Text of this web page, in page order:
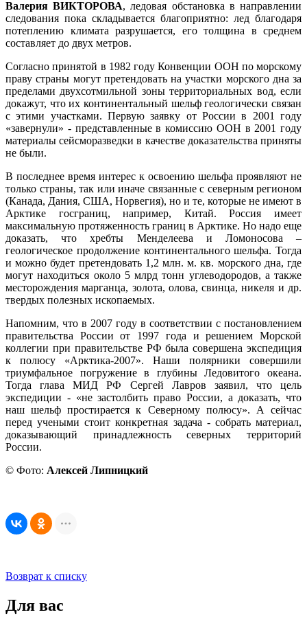
Валерия ВИКТОРОВА, ледовая обстановка в направлении
следования пока складывается благоприятно: лед благодаря
потеплению климата разрушается, его толщина в среднем
составляет до двух метров.
Согласно принятой в 1982 году Конвенции ООН по морскому
праву страны могут претендовать на участки морского дна за
пределами двухсотмильной зоны территориальных вод, если
докажут, что их континентальный шельф геологически связан
с этими участками. Первую заявку от России в 2001 году
«завернули» - представленные в комиссию ООН в 2001 году
материалы сейсморазведки в качестве доказательства приняты
не были.
В последнее время интерес к освоению шельфа проявляют не
только страны, так или иначе связанные с северным регионом
(Канада, Дания, США, Норвегия), но и те, которые не имеют в
Арктике госграниц, например, Китай. Россия имеет
максимальную протяженность границ в Арктике. Но надо еще
доказать, что хребты Менделеева и Ломоносова –
геологическое продолжение континентального шельфа. Тогда
и можно будет претендовать 1,2 млн. м. кв. морского дна, где
могут находиться около 5 млрд тонн углеводородов, а также
месторождения марганца, золота, олова, свинца, никеля и др.
твердых полезных ископаемых.
Напомним, что в 2007 году в соответствии с постановлением
правительства России от 1997 года и решением Морской
коллегии при правительстве РФ была совершена экспедиция
к полюсу «Арктика-2007». Наши полярники совершили
триумфальное погружение в глубины Ледовитого океана.
Тогда глава МИД РФ Сергей Лавров заявил, что цель
экспедиции - «не застолбить право России, а доказать, что
наш шельф простирается к Северному полюсу». А сейчас
перед учеными стоит конкретная задача - собрать материал,
доказывающий принадлежность северных территорий
России.
© Фото: Алексей Липницкий
Возврат к списку
Для вас